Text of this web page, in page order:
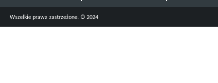
Wszelkie prawa zastrzeżone. © 2024